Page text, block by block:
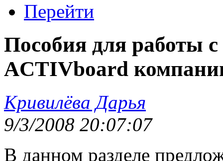
Перейти
Пособия для работы
ACTIVboard
Кривилёва Дарья
9/3/2008 20:07:07
В данном разделе